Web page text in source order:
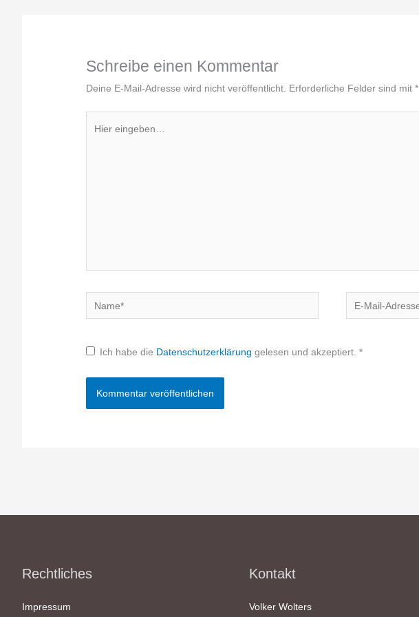
Schreibe einen Kommentar
Deine E-Mail-Adresse wird nicht veröffentlicht. Erforderliche Felder sind mit*
eingeben…
Name*
E-
Mail-
Ich habe die Datenschutzerklärunggelesen und akzeptiert. *
Rechtliches
Impressum
Kontakt
Volker Wolters